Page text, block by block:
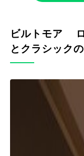
ビルトモア
とクラシック